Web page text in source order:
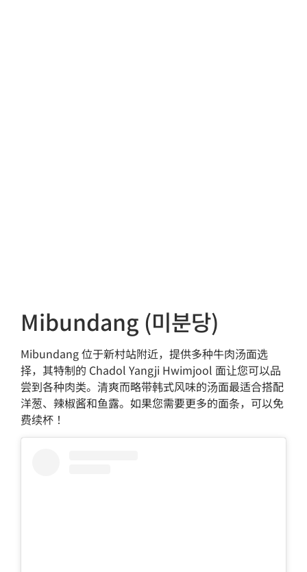
Mibundang (미분당)
Mibundang 位于新村站附近，提供多种牛肉汤面选
择，其特制的 Chadol Yangji Hwimjool 面让您可以品
尝到各种肉类。清爽而略带韩式风味的汤面最适合搭配
洋葱、辣椒酱和鱼露。如果您需要更多的面条，可以免
费续杯！